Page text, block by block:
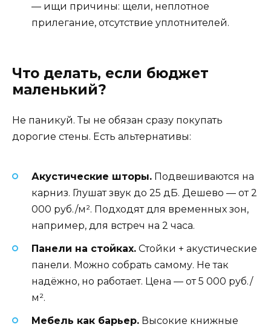
— ищи причины: щели, неплотное
прилегание, отсутствие уплотнителей.
Что делать, если бюджет
маленький?
Не паникуй. Ты не обязан сразу покупать
дорогие стены. Есть альтернативы:
Акустические шторы. Подвешиваются на
карниз. Глушат звук до 25 дБ. Дешево — от 2
000 руб./м². Подходят для временных зон,
например, для встреч на 2 часа.
Панели на стойках. Стойки + акустические
панели. Можно собрать самому. Не так
надёжно, но работает. Цена — от 5 000 руб./
м².
Мебель как барьер. Высокие книжные